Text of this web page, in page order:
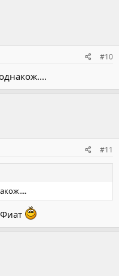
#10
#11